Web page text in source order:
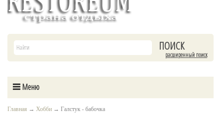
расширенный поиск
Меню
Главная → Хобби → Галстук - бабочка